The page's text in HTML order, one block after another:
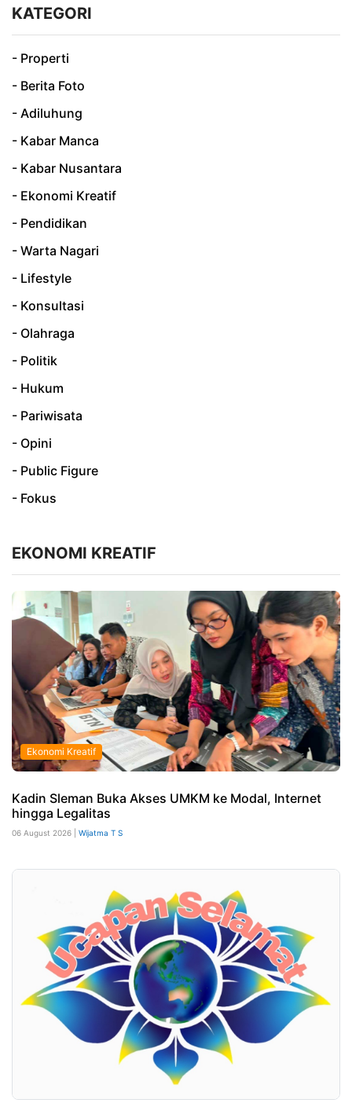
KATEGORI
- Properti
- Berita Foto
- Adiluhung
- Kabar Manca
- Kabar Nusantara
- Ekonomi Kreatif
- Pendidikan
- Warta Nagari
- Lifestyle
- Konsultasi
- Olahraga
- Politik
- Hukum
- Pariwisata
- Opini
- Public Figure
- Fokus
EKONOMI KREATIF
Ekonomi Kreatif
Kadin Sleman Buka Akses UMKM ke Modal, Internet
hingga Legalitas
06 August 2026 | Wijatma T S